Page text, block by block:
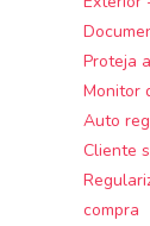
Proteja
Monitor
Auto
Cliente
compra